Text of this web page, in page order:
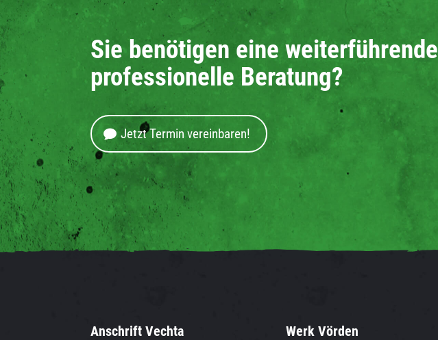
Sie benötigen eine weiterführende
professionelle Beratung?
Jetzt Termin vereinbaren!
Anschrift Vechta Werk Vörden